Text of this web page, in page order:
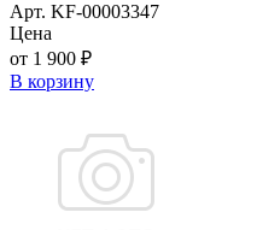
Арт. KF-00003347
Цена
от 1 900 ₽
В корзину